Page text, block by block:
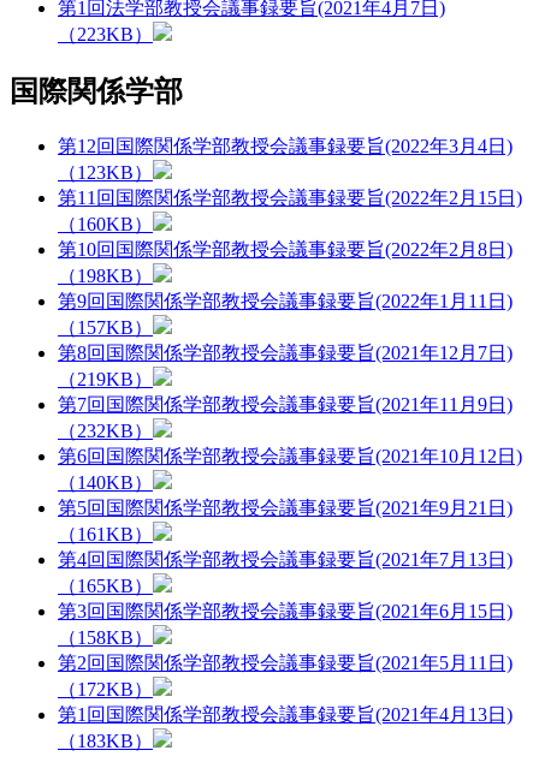
第1回法学部教授会議事録要旨(2021年4月7日)
（223KB）
国際関係学部
第12回国際関係学部教授会議事録要旨(2022年3月4日)
（123KB）
第11回国際関係学部教授会議事録要旨(2022年2月15日)
（160KB）
第10回国際関係学部教授会議事録要旨(2022年2月8日)
（198KB）
第9回国際関係学部教授会議事録要旨(2022年1月11日)
（157KB）
第8回国際関係学部教授会議事録要旨(2021年12月7日)
（219KB）
第7回国際関係学部教授会議事録要旨(2021年11月9日)
（232KB）
第6回国際関係学部教授会議事録要旨(2021年10月12日)
（140KB）
第5回国際関係学部教授会議事録要旨(2021年9月21日)
（161KB）
第4回国際関係学部教授会議事録要旨(2021年7月13日)
（165KB）
第3回国際関係学部教授会議事録要旨(2021年6月15日)
（158KB）
第2回国際関係学部教授会議事録要旨(2021年5月11日)
（172KB）
第1回国際関係学部教授会議事録要旨(2021年4月13日)
（183KB）